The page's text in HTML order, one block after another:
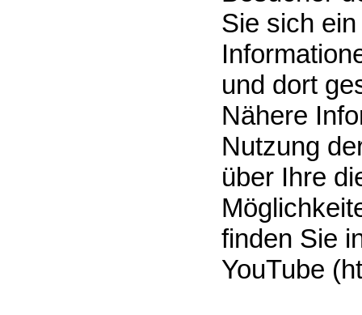
Sie sich
und dort
Nähere
Nutzung
über Ihre
finden Sie
YouTube